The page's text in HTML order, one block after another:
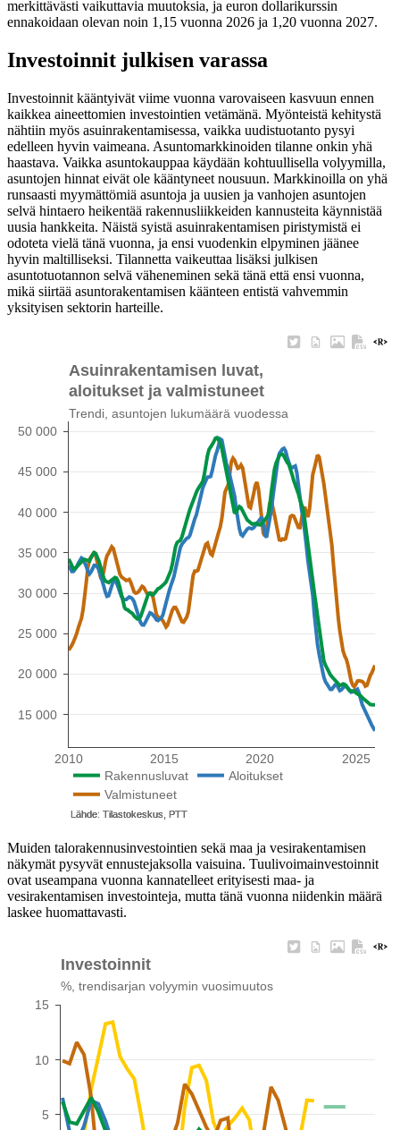
merkittävästi vaikuttavia muutoksia, ja euron dollarikurssin
ennakoidaan olevan noin 1,15 vuonna 2026 ja 1,20 vuonna 2027.
Investoinnit julkisen varassa
Investoinnit kääntyivät viime vuonna varovaiseen kasvuun ennen
kaikkea aineettomien investointien vetämänä. Myönteistä kehitystä
nähtiin myös asuinrakentamisessa, vaikka uudistuotanto pysyi
edelleen hyvin vaimeana. Asuntomarkkinoiden tilanne onkin yhä
haastava. Vaikka asuntokauppaa käydään kohtuullisella volyymilla,
asuntojen hinnat eivät ole kääntyneet nousuun. Markkinoilla on yhä
runsaasti myymättömiä asuntoja ja uusien ja vanhojen asuntojen
selvä hintaero heikentää rakennusliikkeiden kannusteita käynnistää
uusia hankkeita. Näistä syistä asuinrakentamisen piristymistä ei
odoteta vielä tänä vuonna, ja ensi vuodenkin elpyminen jäänee
hyvin maltilliseksi. Tilannetta vaikeuttaa lisäksi julkisen
asuntotuotannon selvä väheneminen sekä tänä että ensi vuonna,
mikä siirtää asuntorakentamisen käänteen entistä vahvemmin
yksityisen sektorin harteille.
Muiden talorakennusinvestointien sekä maa ja vesirakentamisen
näkymät pysyvät ennustejaksolla vaisuina. Tuulivoimainvestoinnit
ovat useampana vuonna kannatelleet erityisesti maa- ja
vesirakentamisen investointeja, mutta tänä vuonna niidenkin määrä
laskee huomattavasti.